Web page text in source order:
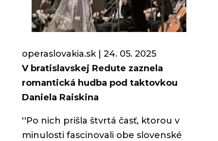
operaslovakia.sk | 24. 05.2025
V bratislavskej Redute zaznela
romantická hudba pod taktovkou
Daniela Raiskina
''Po nich prišla štvrtá časť, ktorou v
minulosti fascinovali obe slovenské